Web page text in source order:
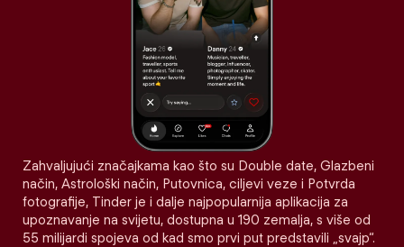
Zahvaljujući značajkama kao što su Double date, Glazbeni
način, Astrološki način, Putovnica, ciljevi veze i Potvrda
fotografije, Tinder je i dalje najpopularnija aplikacija za
upoznavanje na svijetu, dostupna u 190 zemalja, s više od
55 milijardi spojeva od kad smo prvi put predstavili „svajp“.